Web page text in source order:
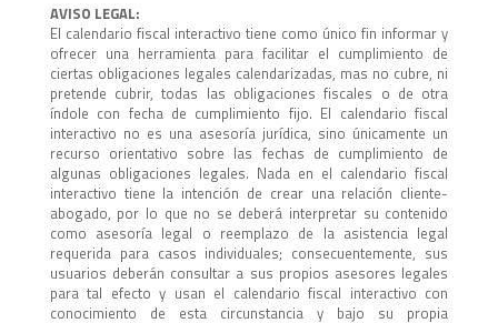
AVISO LEGAL:
El calendario fiscal interactivo tiene como único fin informar y
ofrecer una herramienta para facilitar el cumplimiento de
ciertas obligaciones legales calendarizadas, mas no cubre, ni
pretende cubrir, todas las obligaciones fiscales o de otra
índole con fecha de cumplimiento fijo. El calendario fiscal
interactivo no es una asesoría jurídica, sino únicamente un
recurso orientativo sobre las fechas de cumplimiento de
algunas obligaciones legales. Nada en el calendario fiscal
interactivo tiene la intención de crear una relación cliente-
abogado, por lo que no se deberá interpretar su contenido
como asesoría legal o reemplazo de la asistencia legal
requerida para casos individuales; consecuentemente, sus
usuarios deberán consultar a sus propios asesores legales
para tal efecto y usan el calendario fiscal interactivo con
conocimiento de esta circunstancia y bajo su propia